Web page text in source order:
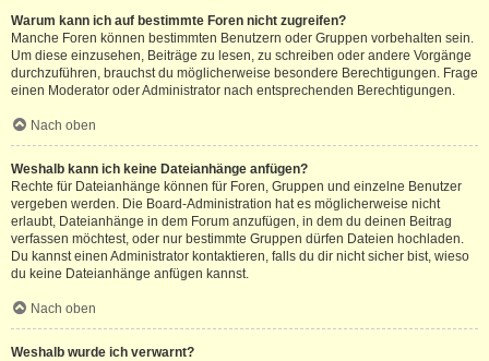
Warum kann ich auf bestimmte Foren nicht zugreifen?
Manche Foren können bestimmten Benutzern oder Gruppen vorbehalten sein.
Um diese einzusehen, Beiträge zu lesen, zu schreiben oder andere Vorgänge
durchzuführen, brauchst du möglicherweise besondere Berechtigungen. Frage
einen Moderator oder Administrator nach entsprechenden Berechtigungen.
Nach oben
Weshalb kann ich keine Dateianhänge anfügen?
Rechte für Dateianhänge können für Foren, Gruppen und einzelne Benutzer
vergeben werden. Die Board-Administration hat es möglicherweise nicht
erlaubt, Dateianhänge in dem Forum anzufügen, in dem du deinen Beitrag
verfassen möchtest, oder nur bestimmte Gruppen dürfen Dateien hochladen.
Du kannst einen Administrator kontaktieren, falls du dir nicht sicher bist, wieso
du keine Dateianhänge anfügen kannst.
Nach oben
Weshalb wurde ich verwarnt?